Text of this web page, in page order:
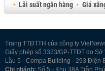
Lãi suất ngân hàng
Giá
Trang TTĐTTH của công ty
Giấy phép số 3323/GP-TTĐT do Sở
Lầu 5 - Compa Building - 293 Điện
Chi nhánh: Số 5 - Khu 38A Trần